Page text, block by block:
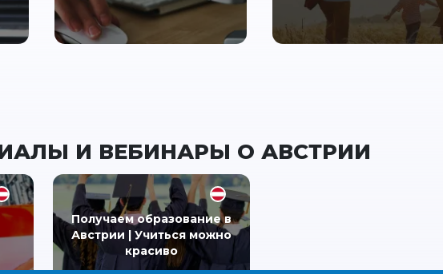
И ВЕБИНАРЫ О АВСТРИИ
Получаем образование в
Австрии | Учиться можно
красиво